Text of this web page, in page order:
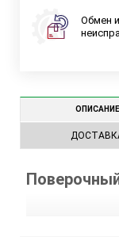
Обмен
ОПИСАНИЕ